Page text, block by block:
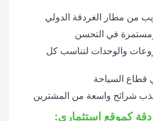
من مطار الغردقة الدولي
ومستمرة في التحسن
والوحدات لتناسب كل
قطاع السياحة
شرائح واسعة من المشترين
كموقع استثماري: